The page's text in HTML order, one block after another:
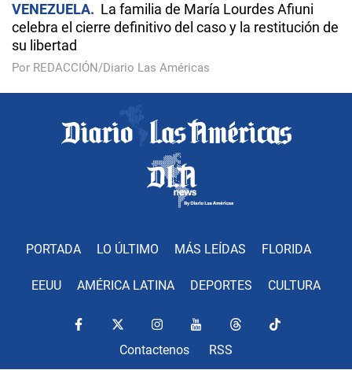
VENEZUELA
La familia de María Lourdes Afiuni
celebra el cierre definitivo del caso y la restitución de
su libertad
Por REDACCIÓN/Diario Las Américas
PORTADA LO ÚLTIMO MÁS LEÍDAS FLORIDA
EEUU AMÉRICA LATINA DEPORTES CULTURA
Contactenos RSS